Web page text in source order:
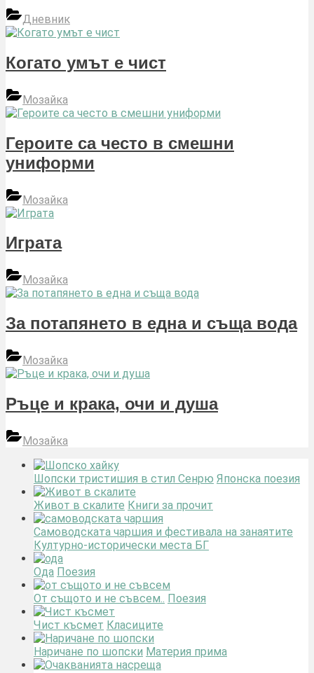
Дневник
Когато умът е чист
Мозайка
Героите са често в смешни
униформи
Мозайка
Играта
Мозайка
За потапянето в една и съща вода
Мозайка
Ръце и крака, очи и душа
Мозайка
Шопски тристишия в стил Сенрю Японска поезия
Живот в скалите Книги за прочит
Самоводската чаршия и фестивала на занаятите
Културно-исторически места БГ
Ода Поезия
От същото и не съвсем.. Поезия
Чист късмет Класиците
Наричане по шопски Материя прима